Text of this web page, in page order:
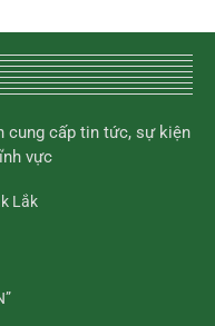
cung cấp tin tức, sự kiện
vực
Lắk